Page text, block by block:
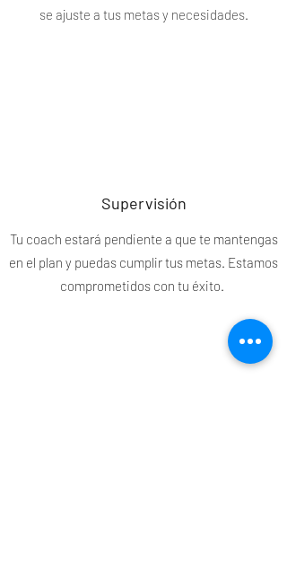
se ajuste a tus metas y necesidades.
Supervisión
Tu coach estará pendiente a que te mantengas
en el plan y puedas cumplir tus metas. Estamos
comprometidos con tu éxito.